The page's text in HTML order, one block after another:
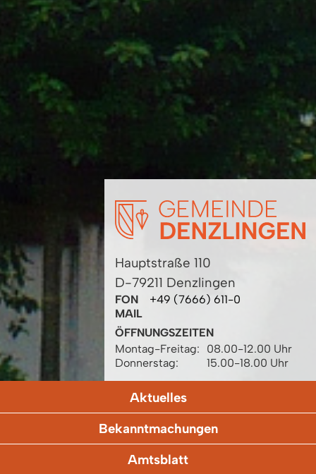
Hauptstraße 110
D-79211 Denzlingen
FON
+49 (7666) 611-0
MAIL
ÖFFNUNGSZEITEN
Montag-Freitag:
08.00-12.00 Uhr
Donnerstag:
15.00-18.00 Uhr
Aktuelles
Bekanntmachungen
Amtsblatt